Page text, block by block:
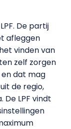
De partij
afleggen
vinden van
zelf zorgen
dat mag
de regio,
LPF vindt